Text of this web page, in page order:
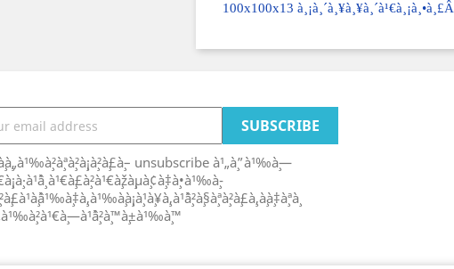
100x100x13 à¸¡à¸´à¸¥à¸¥à¸´à¹€à¸¡à¸•à¸£Â
unsubscribe à¹„à¸”à¹‰à¸—
à¹€à¸£à¸²à¹€à¸žà¸µà¸¢à¸‡à¸•à¹‰à¸­